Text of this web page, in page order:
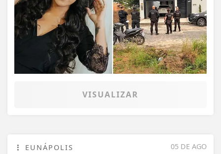
VISUALIZAR
05 DE AGO
EUNÁPOLIS